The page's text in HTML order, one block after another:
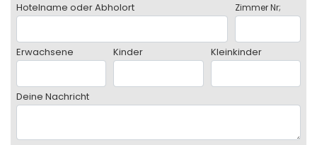
Hotelname oder Abholort Zimmer Nr;
Erwachsene Kinder Kleinkinder
Deine Nachricht